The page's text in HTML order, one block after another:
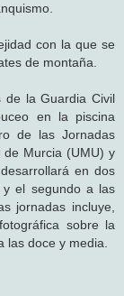
con la que se
de montaña.
de la Guardia Civil
en la piscina
de las Jornadas
de Murcia (UMU) y
en dos
el segundo a las
jornadas incluye,
sobre la
las doce y media.